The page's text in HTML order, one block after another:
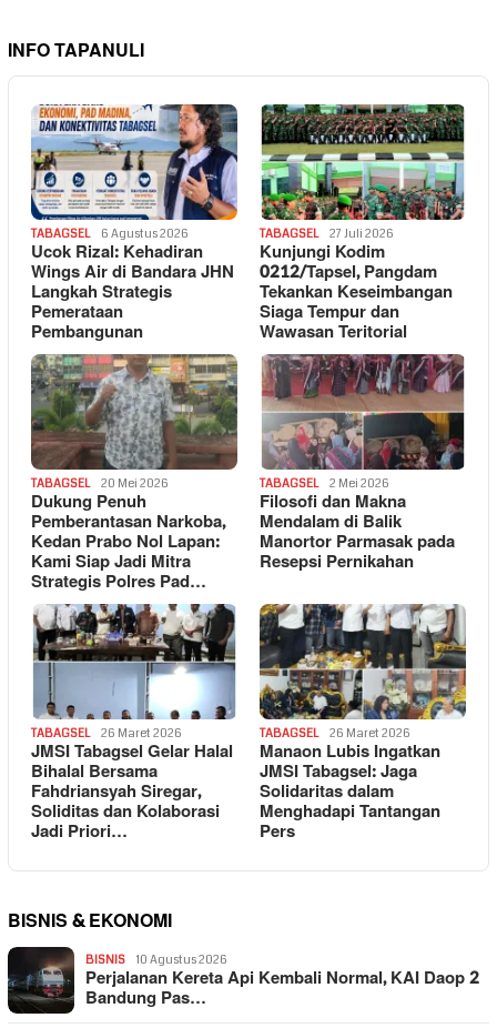
INFO TAPANULI
TABAGSEL 6 Agustus 2026
Ucok Rizal: Kehadiran
Wings Air di Bandara JHN
Langkah Strategis
Pemerataan
Pembangunan
TABAGSEL 27 Juli 2026
Kunjungi Kodim
0212/Tapsel, Pangdam
Tekankan Keseimbangan
Siaga Tempur dan
Wawasan Teritorial
TABAGSEL 20 Mei 2026
Dukung Penuh
Pemberantasan Narkoba,
Kedan Prabo Nol Lapan:
Kami Siap Jadi Mitra
Strategis Polres Pad…
TABAGSEL 2 Mei 2026
Filosofi dan Makna
Mendalam di Balik
Manortor Parmasak pada
Resepsi Pernikahan
TABAGSEL 26 Maret 2026
JMSI Tabagsel Gelar Halal
Bihalal Bersama
Fahdriansyah Siregar,
Soliditas dan Kolaborasi
Jadi Priori…
TABAGSEL 26 Maret 2026
Manaon Lubis Ingatkan
JMSI Tabagsel: Jaga
Solidaritas dalam
Menghadapi Tantangan
Pers
BISNIS & EKONOMI
BISNIS 10 Agustus 2026
Perjalanan Kereta Api Kembali Normal, KAI Daop 2
Bandung Pas…